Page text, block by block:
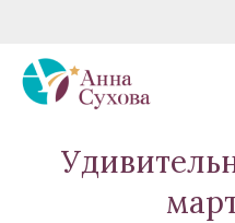
запись на консультацию
+7 916 195 82 80